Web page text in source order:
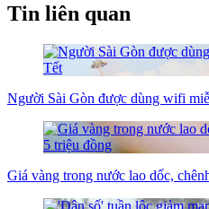
Tin liên quan
Người Sài Gòn được dùng wifi
Giá vàng trong nước lao dốc,